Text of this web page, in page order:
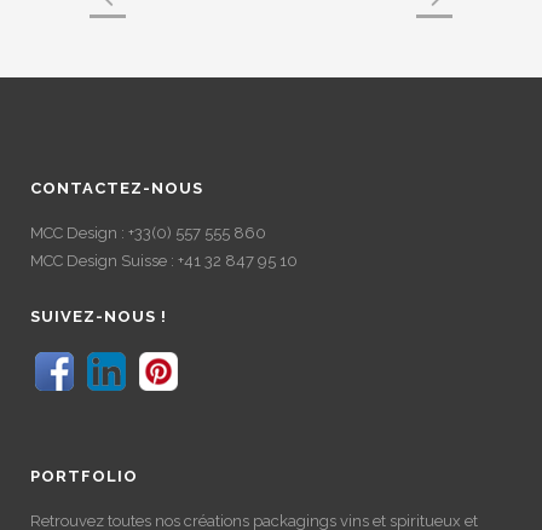
CONTACTEZ-NOUS
MCC Design : +33(0) 557 555 860
MCC Design Suisse : +41 32 847 95 10
SUIVEZ-NOUS !
PORTFOLIO
Retrouvez toutes nos créations packagings vins et spiritueux et